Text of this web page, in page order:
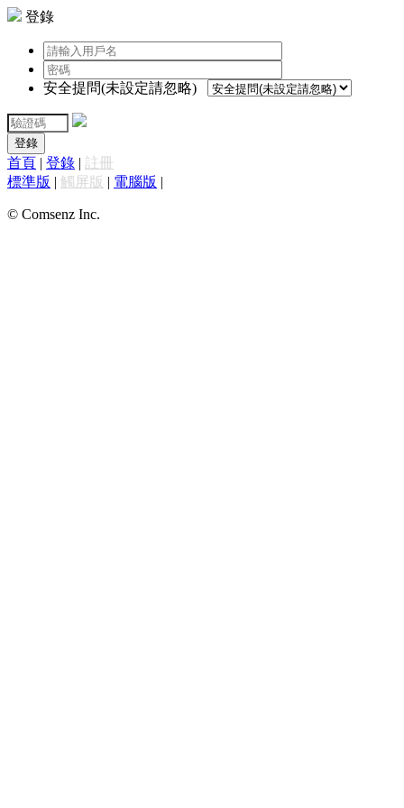
登錄
安全提問(未設定請忽略)
登錄
首頁 | 登錄 | 註冊
標準版 | 觸屏版 | 電腦版 |
© Comsenz Inc.